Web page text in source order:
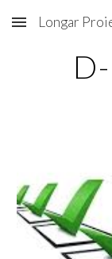
Skip to main
Longar